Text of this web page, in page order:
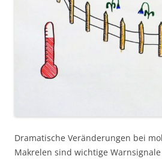
Dramatische Veränderungen bei
Makrelen sind wichtige